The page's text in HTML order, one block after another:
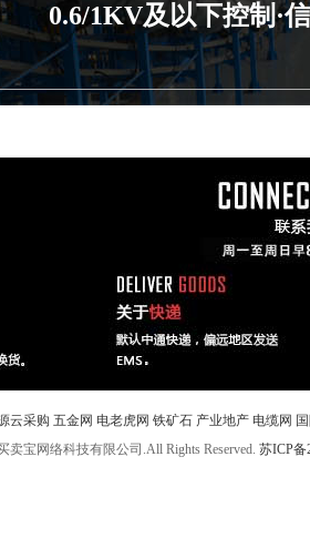
0.6/1KV及以下控制·
云采购 五金网 电老虎网 铁矿石 产业地产 电缆网
卖宝网络科技有限公司.All Rights Reserved. 苏ICP备